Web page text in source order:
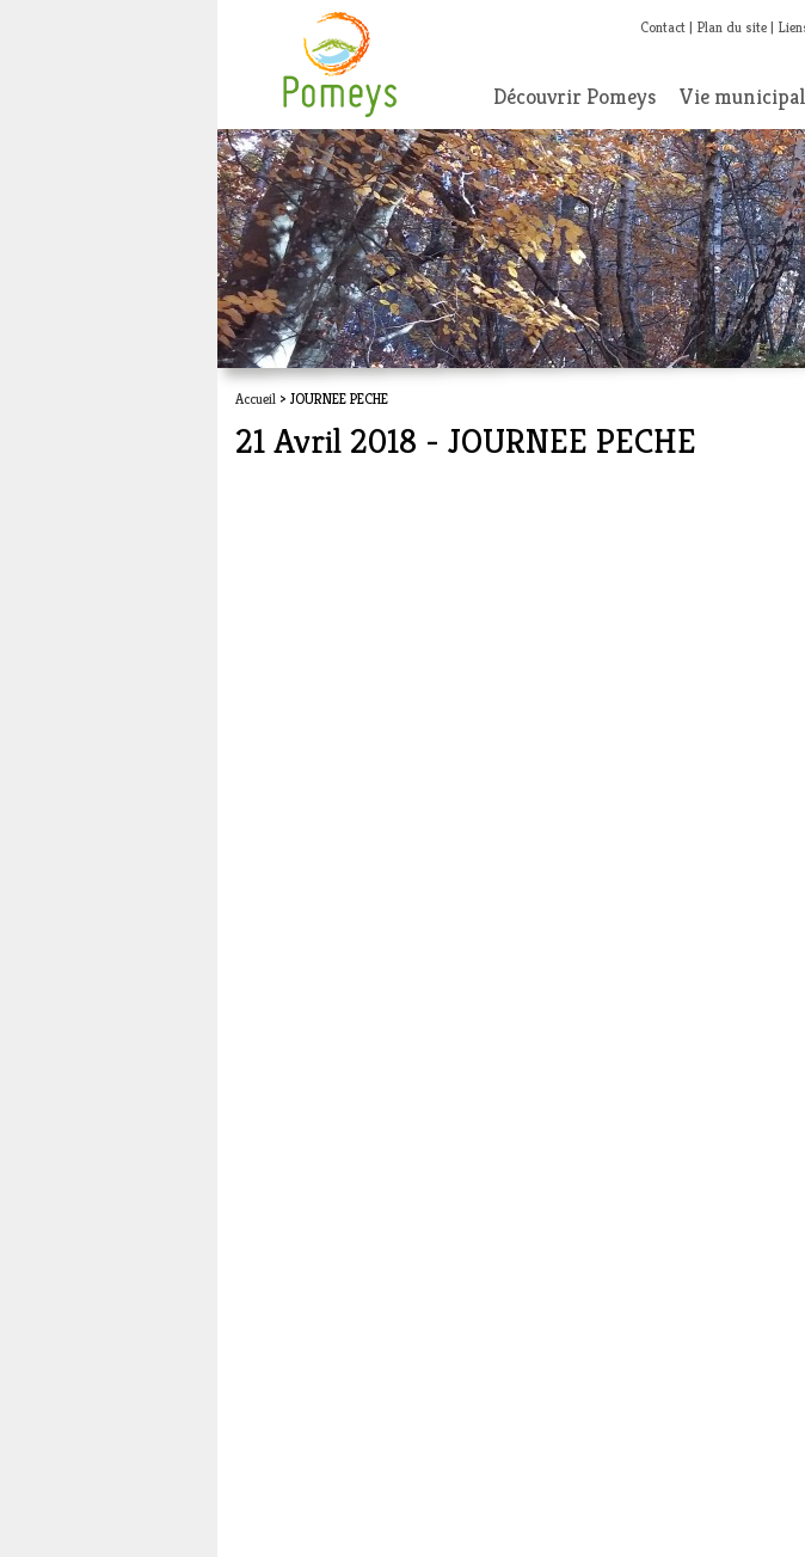
Contact Plan du site
Découvrir Pomeys Vie
Accueil > JOURNEE PECHE
21 Avril 2018 - JOURNEE PECHE